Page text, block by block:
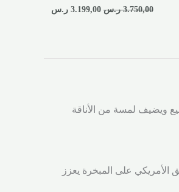
3.750,00 ر.س 3.199,00 ر.س
ويضيف لمسة من الأناقة
الأمريكي على المبخرة يعزز